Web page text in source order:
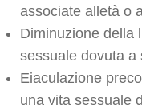
associate alletà o
Diminuzione della
sessuale dovuta a
Eiaculazione
una vita sessuale